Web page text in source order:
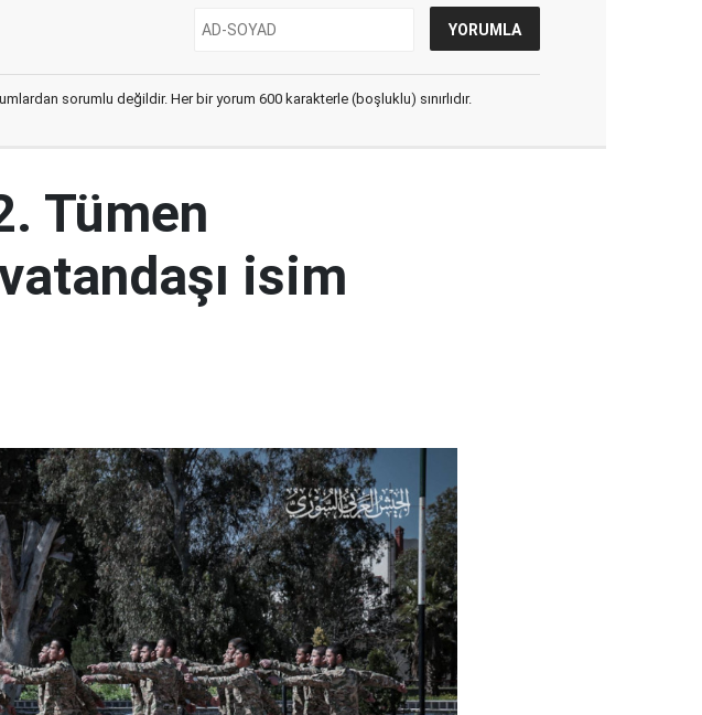
sorumlu değildir. Her bir yorum 600 karakterle (boşluklu) sınırlıdır.
Tümen
isim